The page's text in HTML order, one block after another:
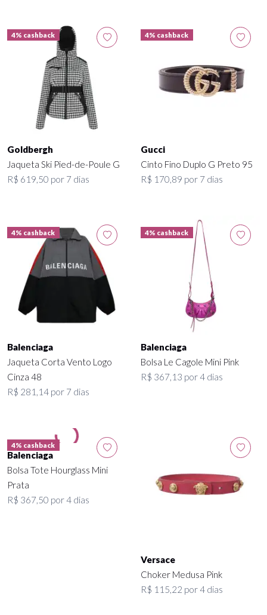
4% cashback
Goldbergh
Jaqueta Ski Pied-de-Poule G
R$ 619,50 por 7 dias
4% cashback
Gucci
Cinto Fino Duplo G Preto 95
R$ 170,89 por 7 dias
4% cashback
Balenciaga
Jaqueta Corta Vento Logo
Cinza 48
R$ 281,14 por 7 dias
4% cashback
Balenciaga
Bolsa Le Cagole Mini Pink
R$ 367,13 por 4 dias
4% cashback
Balenciaga
Bolsa Tote Hourglass Mini
Prata
R$ 367,50 por 4 dias
Versace
Choker Medusa Pink
R$ 115,22 por 4 dias